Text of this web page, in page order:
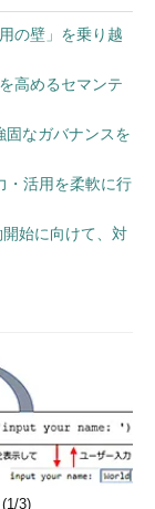
の壁」を乗り越
高めるセマンテ
固なガバナンスを
・活用を柔軟に行
始に向けて、対
3)